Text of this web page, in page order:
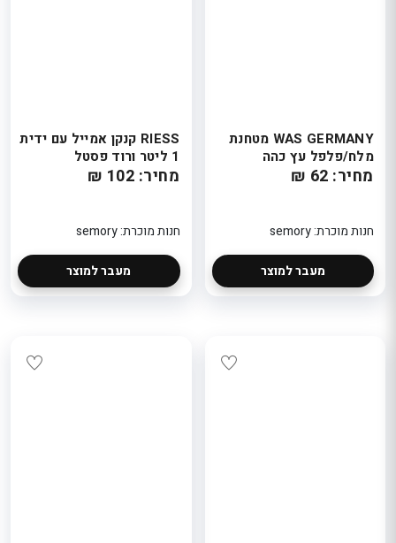
WAS GERMANY מטחנת
מלח/פלפל עץ כהה
מחיר: 62 ₪
חנות מוכרת: semory
מעבר למוצר
RIESS קנקן אמייל עם ידית
1 ליטר ורוד פסטל
מחיר: 102 ₪
חנות מוכרת: semory
מעבר למוצר